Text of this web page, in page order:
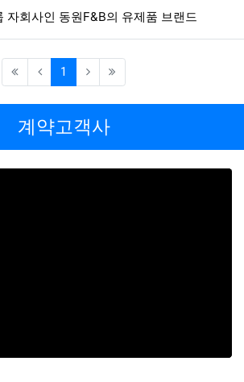
자회사인 동원F&B의 유제품 브랜드
1 (current)
계약고객사